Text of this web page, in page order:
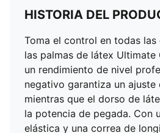
HISTORIA DEL
Toma el control en todas
las palmas de látex Ultimate
un rendimiento de nivel
negativo garantiza un ajuste
mientras que el dorso de
la potencia de pegada. Con
elástica y una correa de